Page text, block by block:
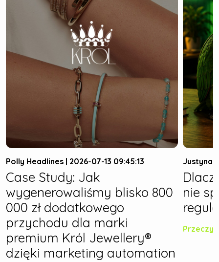
Polly Headlines | 2026-07-13 09:45:13
Case Study: Jak
wygenerowaliśmy blisko 800
000 zł dodatkowego
przychodu dla marki
premium Król Jewellery®
dzięki marketing automation
Justyna
nie